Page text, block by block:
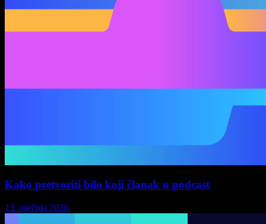
Kako pretvoriti bilo koji članak u podcast
13. siječnja 2026.